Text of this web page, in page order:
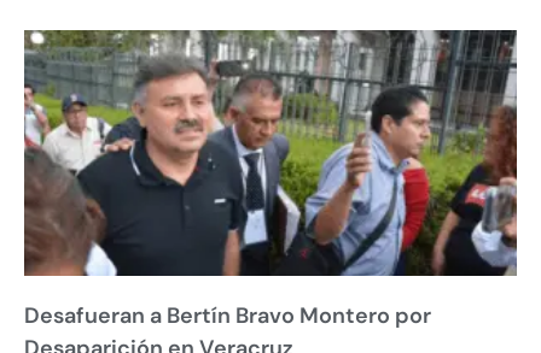
Desafueran a Bertín Bravo Montero por